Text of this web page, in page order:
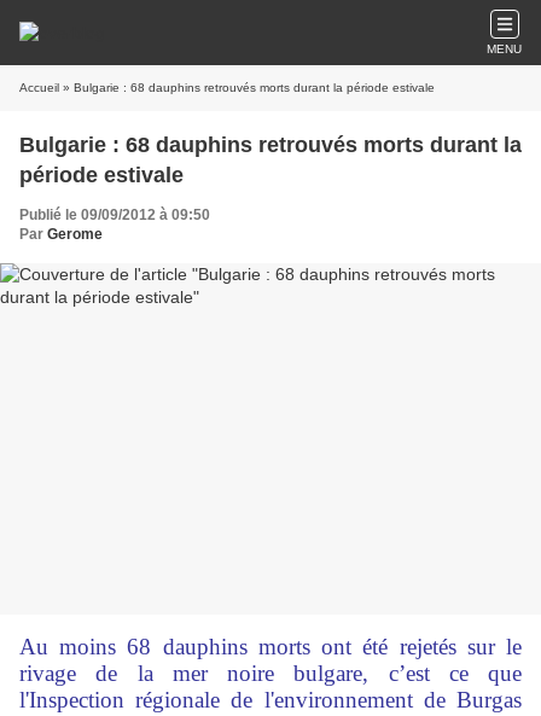
MENU
Accueil » Bulgarie : 68 dauphins retrouvés morts durant la période estivale
Bulgarie : 68 dauphins retrouvés morts durant la
période estivale
Publié le 09/09/2012 à 09:50
Par Gerome
Au moins 68 dauphins morts ont été rejetés sur le
rivage de la mer noire bulgare, c’est ce que
l'Inspection régionale de l'environnement de Burgas